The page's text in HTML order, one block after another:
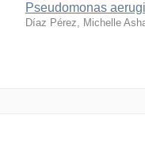
Pseudomonas
Díaz Pérez, Michelle